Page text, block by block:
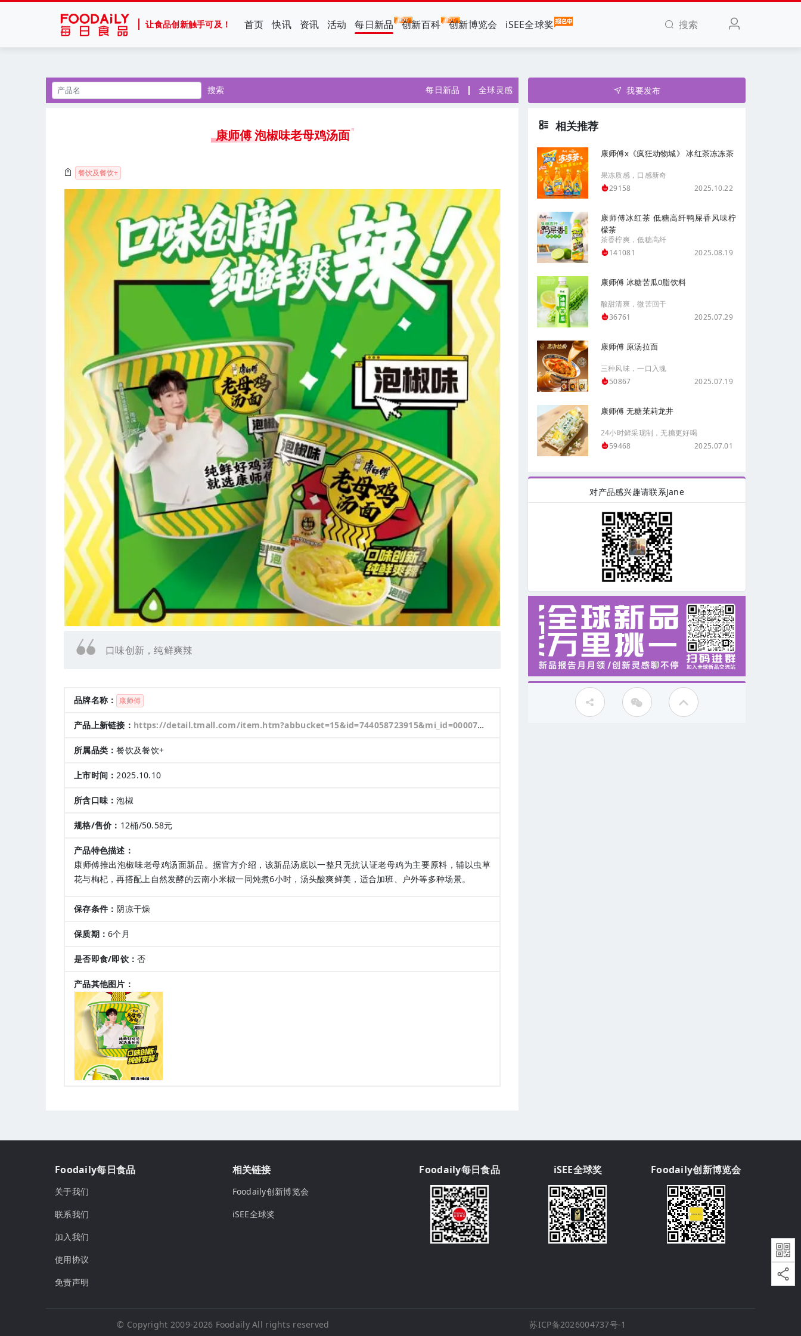
让食品创新触手可及！ 首页 快讯 资讯 活动 每日新品 创新百科 创新博览会 iSEE全球奖 搜索
搜索 每日新品 全球灵感
康师傅 泡椒味老母鸡汤面
餐饮及餐饮+
口味创新，纯鲜爽辣
品牌名称： 康师傅
产品上新链接： https://detail.tmall.com/item.htm?abbucket=15&id=744058723915&mi_id=00007HZuFmr1QLHt8GPu-qlqcWcX4I5Y1GABZMZmMLUriHE&ns=1&priceTId=214786ff17618330708961560e0f98&skuId=6115454087873&spm=a21n57.1.hoverItem.2&utparam=%7B%22aplus_abtest%22%3A%225c311c83ae386f70217968980bfd597e%22%7D&xxc=taobaoSearch
所属品类：餐饮及餐饮+
上市时间：2025.10.10
所含口味：泡椒
规格/售价： 12桶/50.58元
产品特色描述：
康师傅推出泡椒味老母鸡汤面新品。据官方介绍，该新品汤底以一整只无抗认证老母鸡为主要原料，辅以虫草
花与枸杞，再搭配上自然发酵的云南小米椒一同炖煮6小时，汤头酸爽鲜美，适合加班、户外等多种场景。
保存条件： 阴凉干燥
保质期：6个月
是否即食/即饮：否
产品其他图片：
我要发布
相关推荐
康师傅x《疯狂动物城》 冰红茶冻冻茶
果冻质感，口感新奇
29158
2025.10.22
康师傅冰红茶 低糖高纤鸭屎香风味柠
檬茶
茶香柠爽，低糖高纤
141081
2025.08.19
康师傅 冰糖苦瓜0脂饮料
酸甜清爽，微苦回干
36761
2025.07.29
康师傅 原汤拉面
三种风味，一口入魂
50867
2025.07.19
康师傅 无糖茉莉龙井
24小时鲜采现制，无糖更好喝
59468
2025.07.01
对产品感兴趣请联系Jane
Foodaily每日食品
关于我们
联系我们
加入我们
使用协议
免责声明
相关链接
Foodaily创新博览会
iSEE全球奖
Foodaily每日食品 iSEE全球奖 Foodaily创新博览会
© Copyright 2009-2026 FoodailyAll rights reserved 苏ICP备2026004737号-1